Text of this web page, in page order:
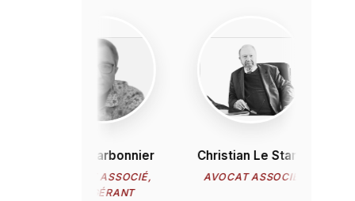
Bruno Carbonnier
AVOCAT ASSOCIÉ,
CO-GÉRANT
Christian Le Stanc
AVOCAT ASSOCIÉ